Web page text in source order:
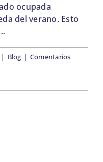
ocupada
del verano. Esto
| Blog | Comentarios